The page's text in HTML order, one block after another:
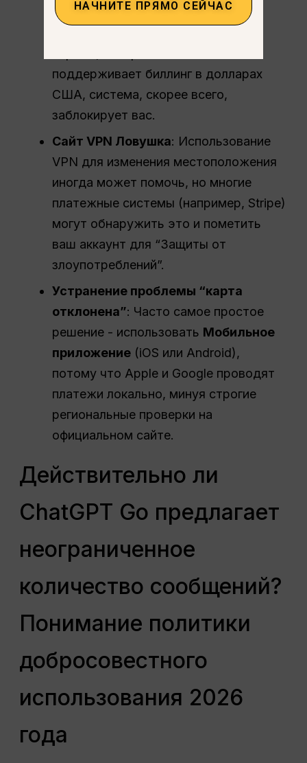
ваша кредитная карта. Если вы
поддерживает биллинг в долларах
США, система, скорее всего,
заблокирует вас.
СайтVPN Ловушка: Использование
VPN для изменения местоположения
иногда может помочь, но многие
платежные системы (например, Stripe)
могут обнаружить это и пометить
ваш аккаунт для “Защиты от
злоупотреблений”.
Устранение проблемы “карта
отклонена”: Часто самое простое
решение - использовать Мобильное
приложение (iOS или Android),
потому что Apple и Google проводят
платежи локально, минуя строгие
региональные проверки на
официальном сайте.
Действительно ли
ChatGPT Go предлагает
неограниченное
количество сообщений?
Понимание политики
добросовестного
использования 2026
года
НАЧНИТЕ ПРЯМО СЕЙЧАС